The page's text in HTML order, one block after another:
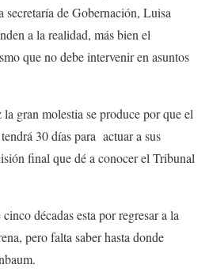
secretaría de Gobernación, Luisa
a la realidad, más bien el
que no debe intervenir en asuntos
gran molestia se produce por que el
30 días para actuar a sus
final que dé a conocer el Tribunal
décadas esta por regresar a la
pero falta saber hasta donde